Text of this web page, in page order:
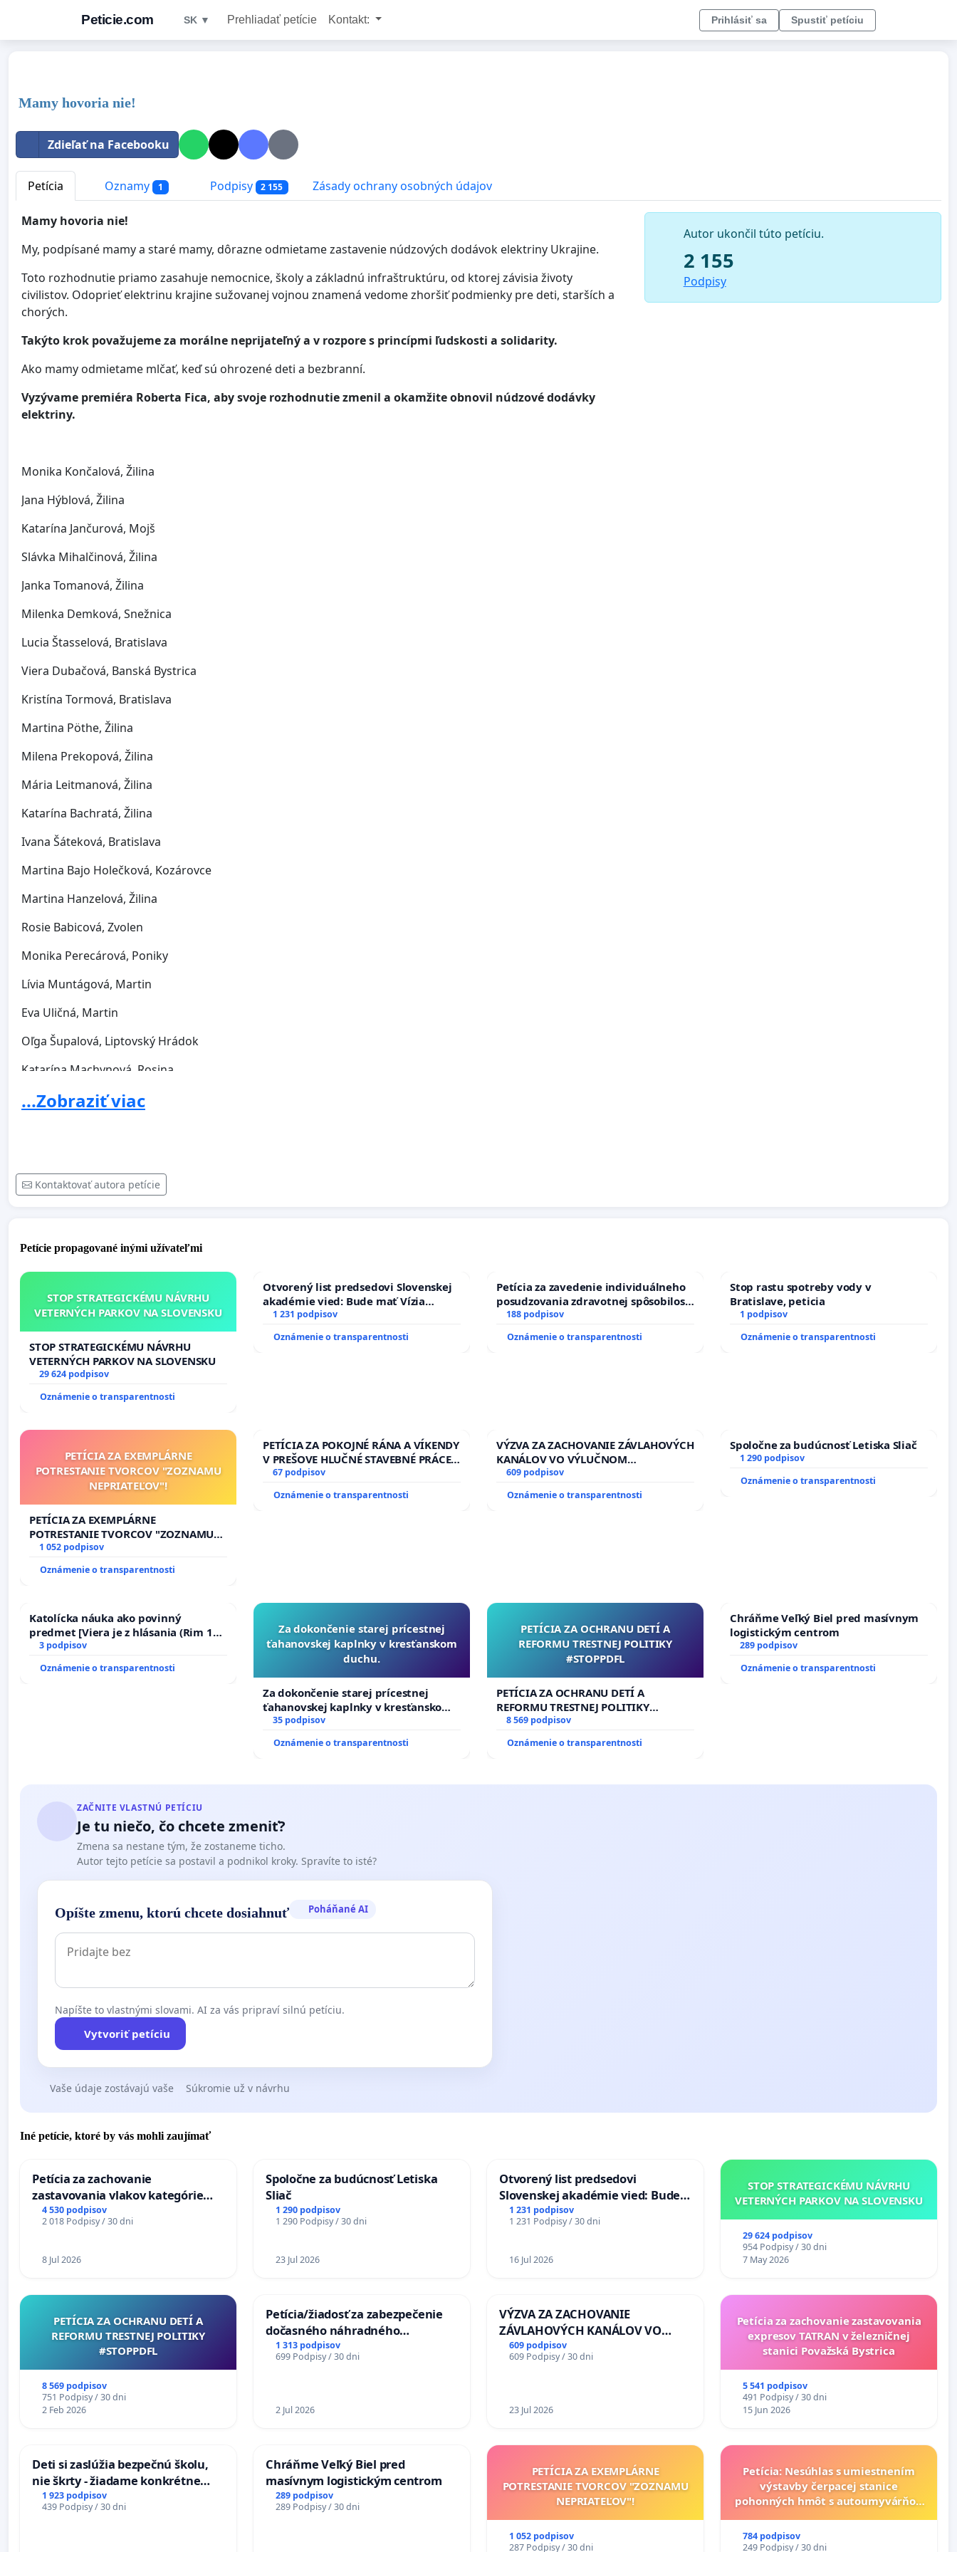
Peticie.com SK ▼ Prehliadať petície Kontakt: Prihlásiť sa Spustiť petíciu
Mamy hovoria nie!
Zdieľať na Facebooku
Petícia Oznamy 1 Podpisy 2 155 Zásady ochrany osobných údajov
Mamy hovoria nie!
My, podpísané mamy a staré mamy, dôrazne odmietame zastavenie núdzových dodávok elektriny Ukrajine.
Toto rozhodnutie priamo zasahuje nemocnice, školy a základnú infraštruktúru, od ktorej závisia životy
civilistov. Odoprieť elektrinu krajine sužovanej vojnou znamená vedome zhoršiť podmienky pre deti, starších a
chorých.
Takýto krok považujeme za morálne neprijateľný a v rozpore s princípmi ľudskosti a solidarity.
Ako mamy odmietame mlčať, keď sú ohrozené deti a bezbranní.
Vyzývame premiéra Roberta Fica, aby svoje rozhodnutie zmenil a okamžite obnovil núdzové dodávky
elektriny.
Monika Končalová, Žilina
Jana Hýblová, Žilina
Katarína Jančurová, Mojš
Slávka Mihalčinová, Žilina
Janka Tomanová, Žilina
Milenka Demková, Snežnica
Lucia Štasselová, Bratislava
Viera Dubačová, Banská Bystrica
Kristína Tormová, Bratislava
Martina Pöthe, Žilina
Milena Prekopová, Žilina
Mária Leitmanová, Žilina
Katarína Bachratá, Žilina
Ivana Šáteková, Bratislava
Martina Bajo Holečková, Kozárovce
Martina Hanzelová, Žilina
Rosie Babicová, Zvolen
Monika Perecárová, Poniky
Lívia Muntágová, Martin
Eva Uličná, Martin
Oľga Šupalová, Liptovský Hrádok
Katarína Machynová, Rosina
Eva Kružliaková, Bratislava
Alžbeta Slavíková, Žilina
Zuzana Dorušová, Ovčiarsko
Gabriela Bičanová, Žilina
...Zobraziť viac
Kontaktovať autora petície
Autor ukončil túto petíciu.
2 155
Podpisy
Petície propagované inými užívateľmi
STOP STRATEGICKÉMU NÁVRHU
VETERNÝCH PARKOV NA SLOVENSKU
STOP STRATEGICKÉMU NÁVRHU
VETERNÝCH PARKOV NA SLOVENSKU
29 624 podpisov
Oznámenie o transparentnosti
Otvorený list predsedovi Slovenskej
akadémie vied: Bude mať Vízia
Slovenska 2040 mravnú chrbticu?
1 231 podpisov
Oznámenie o transparentnosti
Petícia za zavedenie individuálneho
posudzovania zdravotnej spôsobilosti
osôb s diabetom 1. a 2. typu pri
188 podpisov
Oznámenie o transparentnosti
Stop rastu spotreby vody v
Bratislave, peticia
1 podpisov
Oznámenie o transparentnosti
PETÍCIA ZA EXEMPLÁRNE
POTRESTANIE TVORCOV "ZOZNAMU
NEPRIATEĽOV"!
PETÍCIA ZA EXEMPLÁRNE
POTRESTANIE TVORCOV "ZOZNAMU
NEPRIATEĽOV"!
1 052 podpisov
Oznámenie o transparentnosti
PETÍCIA ZA POKOJNÉ RÁNA A VÍKENDY
V PREŠOVE HLUČNÉ STAVEBNÉ PRÁCE
V SOBOTU LEN OD 9.00 DO 13.00
8.00 – 18.00 HOD. A PRAVIDELNÁ
67 podpisov
Oznámenie o transparentnosti
VÝZVA ZA ZACHOVANIE ZÁVLAHOVÝCH
KANÁLOV VO VÝLUČNOM
VLASTNÍCTVE A POD KONTROLOU
riešenie zanedbaného stavu
609 podpisov
Oznámenie o transparentnosti
Spoločne za budúcnosť Letiska Sliač
1 290 podpisov
Oznámenie o transparentnosti
Katolícka náuka ako povinný
predmet [Viera je z hlásania (Rim 10,
17)]
3 podpisov
Oznámenie o transparentnosti
Za dokončenie starej prícestnej
ťahanovskej kaplnky v kresťanskom
duchu.
Za dokončenie starej prícestnej
ťahanovskej kaplnky v kresťanskom
duchu.
35 podpisov
Oznámenie o transparentnosti
PETÍCIA ZA OCHRANU DETÍ A
REFORMU TRESTNEJ POLITIKY
#STOPPDFL
PETÍCIA ZA OCHRANU DETÍ A
REFORMU TRESTNEJ POLITIKY
#STOPPDFL
8 569 podpisov
Oznámenie o transparentnosti
Chráňme Veľký Biel pred masívnym
logistickým centrom
289 podpisov
Oznámenie o transparentnosti
ZAČNITE VLASTNÚ PETÍCIU
Je tu niečo, čo chcete zmeniť?
Zmena sa nestane tým, že zostaneme ticho.
Autor tejto petície sa postavil a podnikol kroky. Spravíte to isté?
Opíšte zmenu, ktorú chcete dosiahnuť Poháňané AI
Napíšte to vlastnými slovami. AI za vás pripraví silnú petíciu.
Vytvoriť petíciu
Vaše údaje zostávajú vaše Súkromie už v návrhu
Iné petície, ktoré by vás mohli zaujímať
Petícia za zachovanie
zastavovania vlakov kategórie
Expres (Ex) TATRAN v železničnej
stanici Púchov
4 530 podpisov
2 018 Podpisy / 30 dni
8 Jul 2026
Spoločne za budúcnosť Letiska
Sliač
1 290 podpisov
1 290 Podpisy / 30 dni
23 Jul 2026
Otvorený list predsedovi
Slovenskej akadémie vied: Bude
mať Vízia Slovenska 2040 mravnú
chrbticu?
1 231 podpisov
1 231 Podpisy / 30 dni
16 Jul 2026
STOP STRATEGICKÉMU NÁVRHU
VETERNÝCH PARKOV NA SLOVENSKU
29 624 podpisov
954 Podpisy / 30 dni
7 May 2026
PETÍCIA ZA OCHRANU DETÍ A
REFORMU TRESTNEJ POLITIKY
#STOPPDFL
8 569 podpisov
751 Podpisy / 30 dni
2 Feb 2026
Petícia/žiadosť za zabezpečenie
dočasného náhradného
premostenia Váhu počas úplnej
uzávery Vážskeho mosta v
1 313 podpisov
699 Podpisy / 30 dni
2 Jul 2026
VÝZVA ZA ZACHOVANIE
ZÁVLAHOVÝCH KANÁLOV VO
VÝLUČNOM VLASTNÍCTVE A POD
KONTROLOU SLOVENSKEJ
a odvodňovacích kanálov na
609 podpisov
609 Podpisy / 30 dni
23 Jul 2026
Petícia za zachovanie zastavovania
expresov TATRAN v železničnej
stanici Považská Bystrica
5 541 podpisov
491 Podpisy / 30 dni
15 Jun 2026
Deti si zaslúžia bezpečnú školu,
nie škrty - žiadame konkrétne
opatrenia na zlepšenie situácie v
školstve
1 923 podpisov
439 Podpisy / 30 dni
Chráňme Veľký Biel pred
masívnym logistickým centrom
289 podpisov
289 Podpisy / 30 dni
PETÍCIA ZA EXEMPLÁRNE
POTRESTANIE TVORCOV "ZOZNAMU
NEPRIATEĽOV"!
1 052 podpisov
287 Podpisy / 30 dni
Petícia: Nesúhlas s umiestnením
výstavby čerpacej stanice
pohonných hmôt s autoumyvárňou
Grob - Čierna Voda
784 podpisov
249 Podpisy / 30 dni